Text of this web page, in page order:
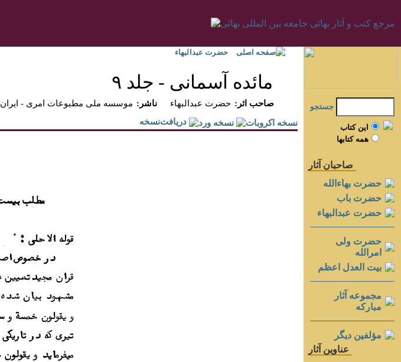
صفحه اصلی حضرت عبدالبهاء
مائده آسمانى - جلد ۹
موسسه ملی مطبوعات امری - ايران ۱۲۲ بديع :ناشر حضرت عبدالبهاء
:صاحب اثر
جستجو
اين کتاب
همه کتابها
صاحبان آثار
حضرت بهاءالله
حضرت باب
حضرت عبدالبهاء
حضرت ولی
امرالله
بيت العدل اعظم
مجموعه آثار
مباركه
مؤلفين ديگر
عناوين آثار